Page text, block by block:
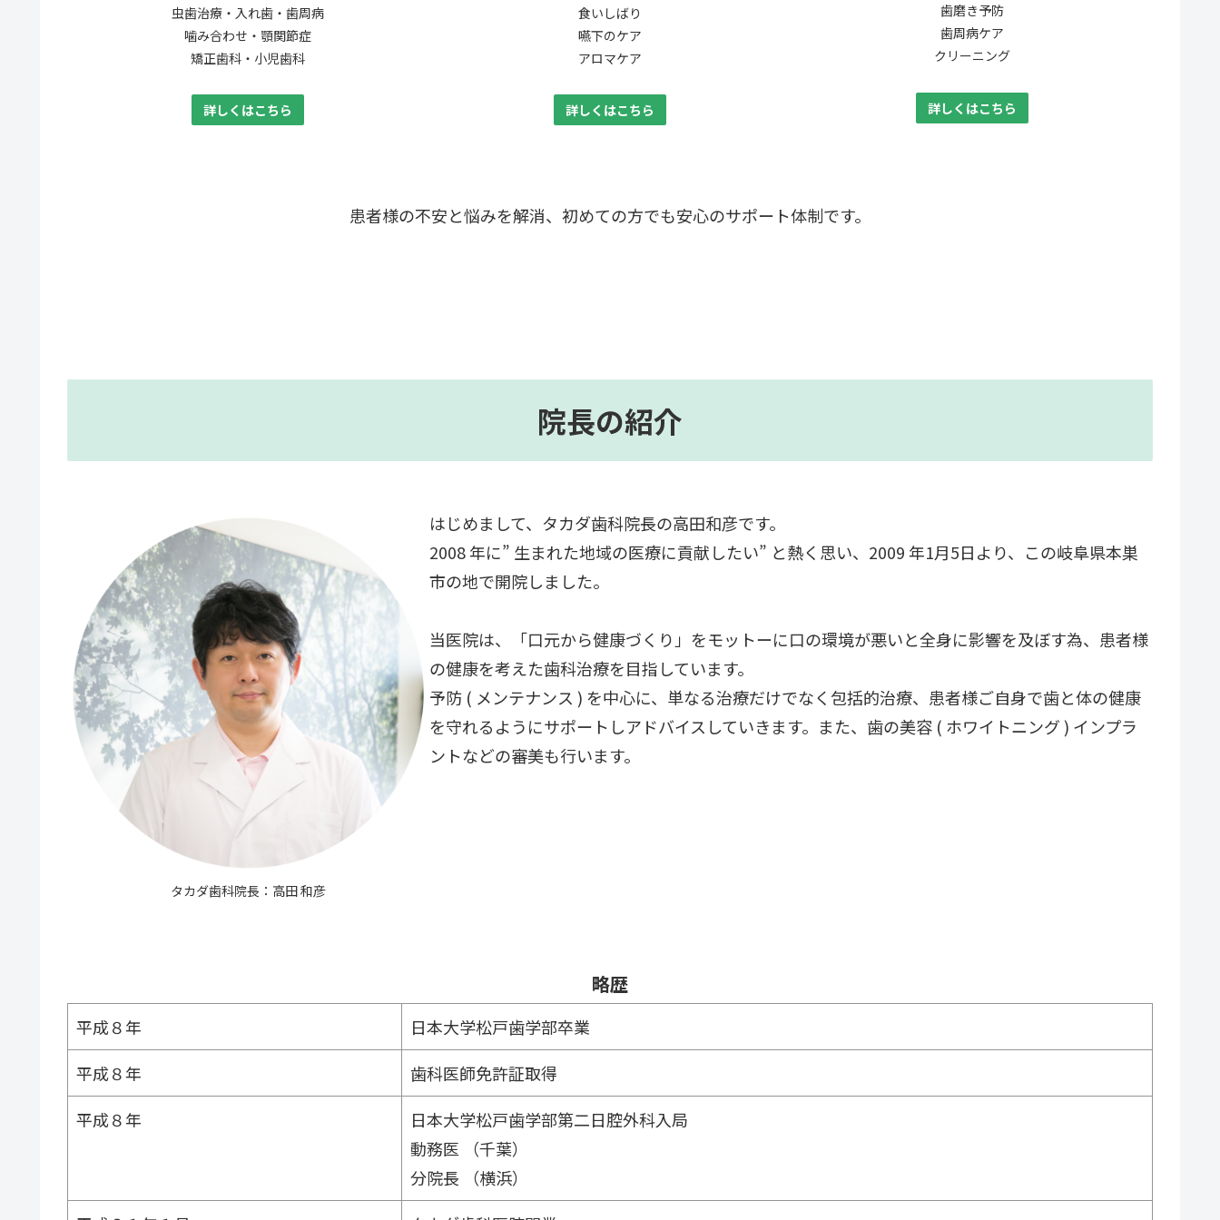
虫歯治療・入れ歯・歯周病
噛み合わせ・顎関節症
矯正歯科・小児歯科
詳しくはこちら
食いしばり
嚥下のケア
アロマケア
詳しくはこちら
歯磨き予防
歯周病ケア
クリーニング
詳しくはこちら
患者様の不安と悩みを解消、初めての方でも安心のサポート体制です。
院長の紹介
タカダ歯科院長：高田 和彦
はじめまして、タカダ歯科院長の高田和彦です。
2008 年に” 生まれた地域の医療に貢献したい” と熱く思い、2009 年1月5日より、この岐阜県本巣
市の地で開院しました。
当医院は、「口元から健康づくり」をモットーに口の環境が悪いと全身に影響を及ぼす為、患者様
の健康を考えた歯科治療を目指しています。
予防 ( メンテナンス ) を中心に、単なる治療だけでなく包括的治療、患者様ご自身で歯と体の健康
を守れるようにサポートしアドバイスしていきます。また、歯の美容 ( ホワイトニング ) インプラ
ントなどの審美も行います。
略歴
平成８年
日本大学松戸歯学部卒業
平成８年
歯科医師免許証取得
平成８年
日本大学松戸歯学部第二日腔外科入局
動務医 （千葉）
分院長 （横浜）